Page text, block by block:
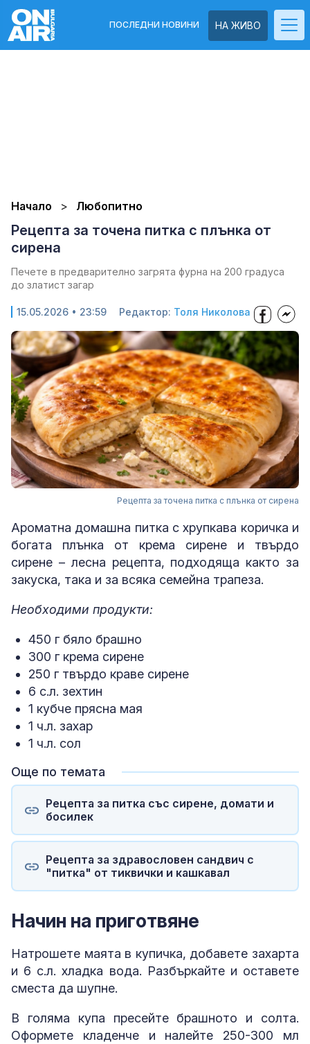
НА ЖИВО
ПОСЛЕДНИ НОВИНИ
Начало Любопитно
Рецепта за точена питка с плънка от
сирена
Печете в предварително загрята фурна на 200 градуса
до златист загар
15.05.2026 • 23:59 Редактор: Толя Николова
Рецепта за точена питка с плънка от сирена
Ароматна домашна питка с хрупкава коричка и
богата плънка от крема сирене и твърдо
сирене – лесна рецепта, подходяща както за
закуска, така и за всяка семейна трапеза.
Необходими продукти:
450 г бяло брашно
300 г крема сирене
250 г твърдо краве сирене
6 с.л. зехтин
1 кубче прясна мая
1 ч.л. захар
1 ч.л. сол
Още по темата
Рецепта за питка със сирене, домати и
босилек
Рецепта за здравословен сандвич с
"питка" от тиквички и кашкавал
Начин на приготвяне
Натрошете маята в купичка, добавете захарта
и 6 с.л. хладка вода. Разбъркайте и оставете
сместа да шупне.
В голяма купа пресейте брашното и солта.
Оформете кладенче и налейте 250-300 мл